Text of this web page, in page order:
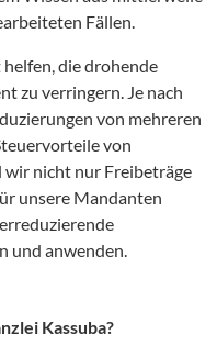
Fällen.
die drohende
zu verringern. Je nach
von mehreren
von
nicht nur Freibeträge
unsere Mandanten
und anwenden.
Kassuba?